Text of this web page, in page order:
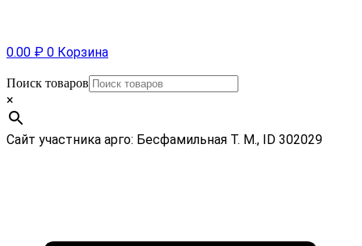
0.00 ₽ 0 Корзина
Поиск товаров
×
Сайт участника арго: Бесфамильная Т. М., ID 302029